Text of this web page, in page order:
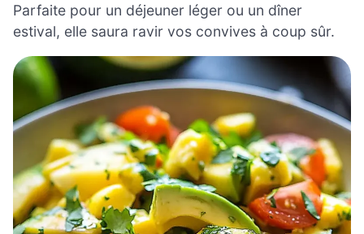
Parfaite pour un déjeuner léger ou un dîner
estival, elle saura ravir vos convives à coup sûr.